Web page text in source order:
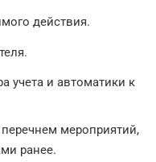
действия.
учета и автоматики к
мероприятий,
ранее.